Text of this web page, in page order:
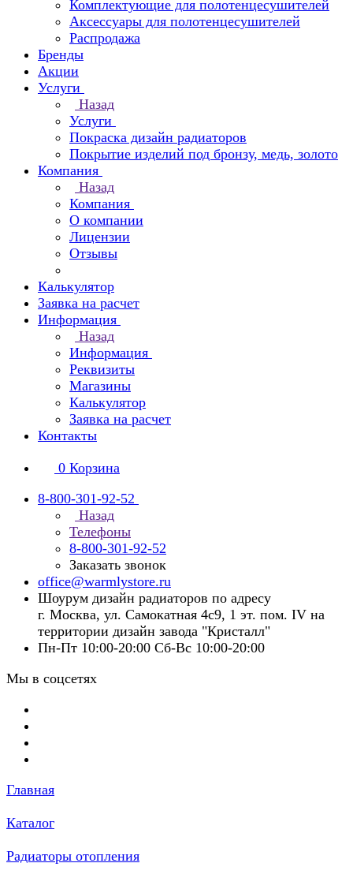
Комплектующие для полотенцесушителей
Аксессуары для полотенцесушителей
Распродажа
Бренды
Акции
Услуги
Назад
Услуги
Покраска дизайн радиаторов
Покрытие изделий под бронзу, медь, золото
Компания
Назад
Компания
О компании
Лицензии
Отзывы
Калькулятор
Заявка на расчет
Информация
Назад
Информация
Реквизиты
Магазины
Калькулятор
Заявка на расчет
Контакты
0 Корзина
8-800-301-92-52
Назад
Телефоны
8-800-301-92-52
Заказать звонок
office@warmlystore.ru
Шоурум дизайн радиаторов по адресу
г. Москва, ул. Самокатная 4с9, 1 эт. пом. IV на
территории дизайн завода "Кристалл"
Пн-Пт 10:00-20:00 Сб-Вс 10:00-20:00
Мы в соцсетях
Главная
Каталог
Радиаторы отопления